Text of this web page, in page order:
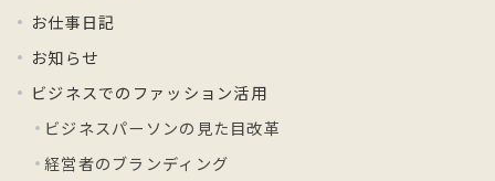
お仕事日記
お知らせ
ビジネスでのファッション活用
ビジネスパーソンの見た目改革
経営者のブランディング